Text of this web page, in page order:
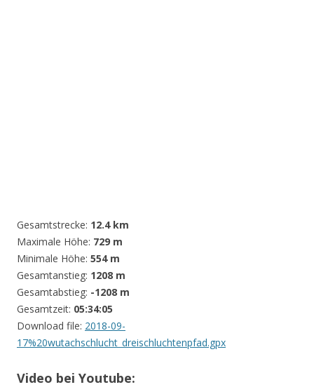
Gesamtstrecke: 12.4 km
Maximale Höhe: 729 m
Minimale Höhe: 554 m
Gesamtanstieg: 1208 m
Gesamtabstieg: -1208 m
Gesamtzeit: 05:34:05
Download file: 2018-09-
17%20wutachschlucht_dreischluchtenpfad.gpx
Video bei Youtube: